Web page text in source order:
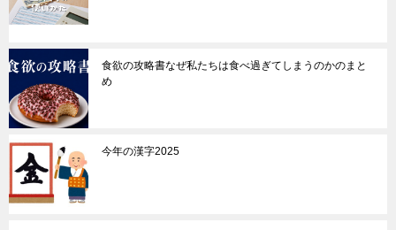
食欲の攻略書なぜ私たちは食べ過ぎてしまうのかのまと
め
今年の漢字2025